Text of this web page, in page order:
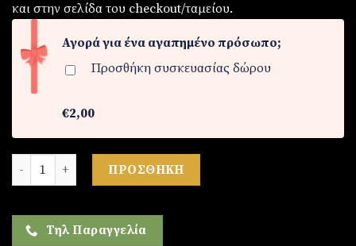
και στην σελίδα του checkout/ταμείου.
Αγορά για ένα αγαπημένο πρόσωπο;
Προσθήκη συσκευασίας δώρου
€2,00
unisex ρολόι ξύλινο ποσότητα
ΠΡΟΣΘΉΚΗ
Τηλ Παραγγελία